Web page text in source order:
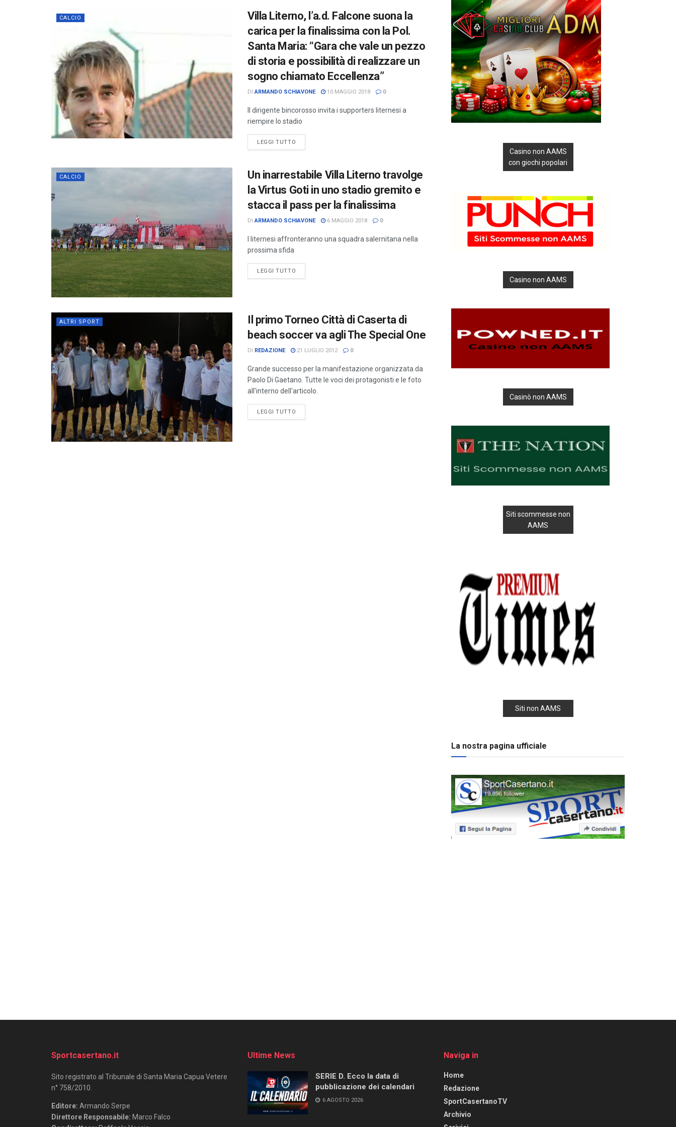
CALCIO
Villa Literno, l’a.d. Falcone suona la
carica per la finalissima con la Pol.
Santa Maria: “Gara che vale un pezzo
di storia e possibilità di realizzare un
sogno chiamato Eccellenza”
DI ARMANDO SCHIAVONE 10 MAGGIO 2018 0
Il dirigente bincorosso invita i supporters liternesi a
riempire lo stadio
LEGGI TUTTO
CALCIO
Un inarrestabile Villa Literno travolge
la Virtus Goti in uno stadio gremito e
stacca il pass per la finalissima
DI ARMANDO SCHIAVONE 6 MAGGIO 2018 0
I liternesi affronteranno una squadra salernitana nella
prossima sfida
LEGGI TUTTO
ALTRI SPORT
Il primo Torneo Città di Caserta di
beach soccer va agli The Special One
DI REDAZIONE 21 LUGLIO 2012 0
Grande successo per la manifestazione organizzata da
Paolo Di Gaetano. Tutte le voci dei protagonisti e le foto
all'interno dell'articolo.
LEGGI TUTTO
Casino non AAMS
con giochi popolari
Casino non AAMS
Casinò non AAMS
Siti scommesse non
AAMS
Siti non AAMS
La nostra pagina ufficiale
Sportcasertano.it
Sito registrato al Tribunale di Santa Maria Capua Vetere
n° 758/2010.
Editore: Armando Serpe
Direttore Responsabile: Marco Falco
Ultime News
SERIE D. Ecco la data di
pubblicazione dei calendari
6 AGOSTO 2026
Naviga in
Home
Redazione
SportCasertanoTV
Archivio